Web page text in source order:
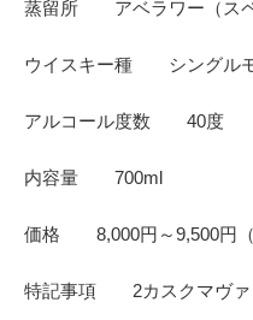
蒸留所 アベラワー（スペ
ウイスキー種 シングル
アルコール度数 40度
内容量 700ml
価格 8,000円～9,500円（
特記事項 2カスクマヴァ